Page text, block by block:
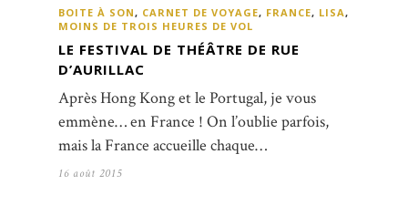
BOITE À SON, CARNET DE VOYAGE, FRANCE, LISA,
MOINS DE TROIS HEURES DE VOL
LE FESTIVAL DE THÉÂTRE DE RUE
D’AURILLAC
Après Hong Kong et le Portugal, je vous
emmène… en France ! On l’oublie parfois,
mais la France accueille chaque…
16 août 2015